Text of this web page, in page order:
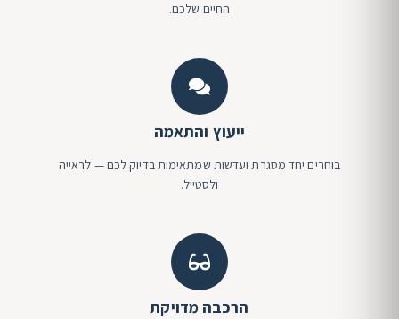
החיים שלכם.
ייעוץ והתאמה
בוחרים יחד מסגרת ועדשות שמתאימות בדיוק לכם — לראייה
ולסטייל.
הרכבה מדויקת